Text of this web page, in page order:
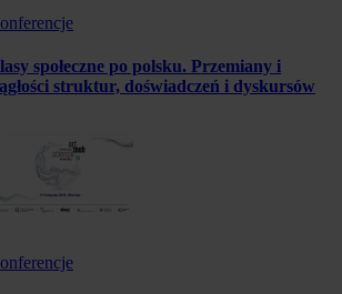
społeczne po polsku. Przemiany i
struktur, doświadczeń i dyskursów